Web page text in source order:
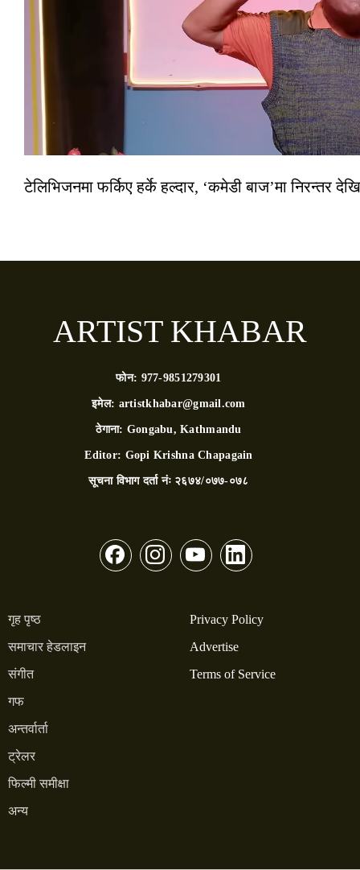
टेलिभिजनमा फर्किए हर्के हल्दार, ‘कमेडी बाज’मा निरन्तर
ARTIST KHABAR
फोन: 977-9851279301
इमेल: artistkhabar@gmail.com
ठेगाना: Gongabu, Kathmandu
Editor: Gopi Krishna Chapagain
सूचना विभाग दर्ता नंः २६७४/०७७-०७८
गृह पृष्ठ
समाचार हेडलाइन
संगीत
गफ
अन्तर्वार्ता
ट्रेलर
फिल्मी समीक्षा
अन्य
Privacy Policy
Advertise
Terms of Service